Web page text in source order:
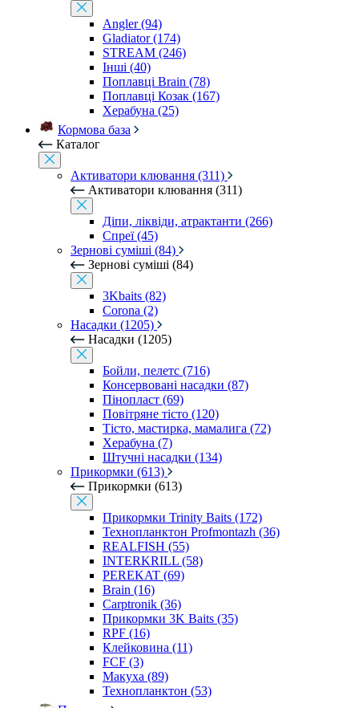
Angler (94)
Gladiator (174)
STREAM (246)
Інші (40)
Поплавці Brain (78)
Поплавці Козак (167)
Херабуна (25)
Кормова база
Каталог
Активатори клювання (311)
Активатори клювання (311)
Діпи, ліквіди, атрактанти (266)
Спреї (45)
Зернові суміші (84)
Зернові суміші (84)
3Kbaits (82)
Corona (2)
Насадки (1205)
Насадки (1205)
Бойли, пелетс (716)
Консервовані насадки (87)
Пінопласт (69)
Повітряне тісто (120)
Тісто, мастирка, мамалига (72)
Херабуна (7)
Штучні насадки (134)
Прикормки (613)
Прикормки (613)
Прикормки Trinity Baits (172)
Технопланктон Profmontazh (36)
REALFISH (55)
INTERKRILL (58)
PEREKAT (69)
Brain (16)
Carptronik (36)
Прикормки 3K Baits (35)
RPF (16)
Клейковина (11)
FCF (3)
Макуха (89)
Технопланктон (53)